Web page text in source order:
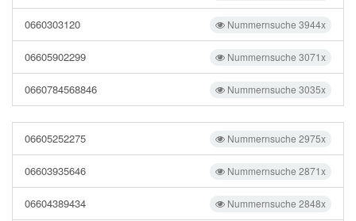
Nummernsuche 3944x
0660303120
Nummernsuche 3071x
06605902299
Nummernsuche 3035x
0660784568846
Nummernsuche 2975x
06605252275
Nummernsuche 2871x
06603935646
Nummernsuche 2848x
06604389434